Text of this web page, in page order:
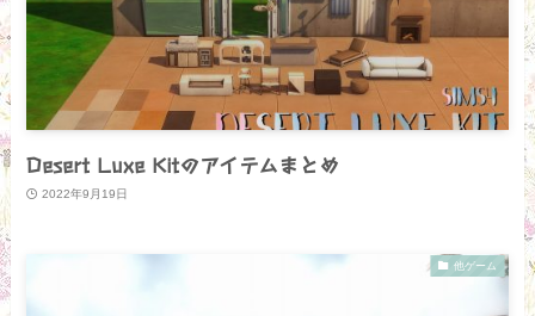
Desert Luxe Kitのアイテムまとめ
2022年9月19日
他ゲーム